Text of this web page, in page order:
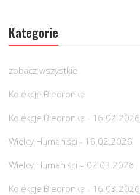
Kategorie
zobacz wszystkie
Kolekcje Biedronka
Kolekcje Biedronka - 16.02.2026
Wielcy Humaniści - 16.02.2026
Wielcy Humaniści – 02.03.2026
Kolekcje Biedronka - 16.03.2026